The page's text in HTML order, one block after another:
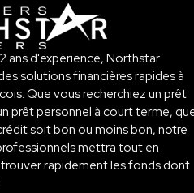
ans d'expérience, Northstar
solutions financières rapides à
Que vous recherchiez un prêt
prêt personnel à court terme,
soit bon ou moins bon, notre
mettra tout en
rapidement les fonds dont